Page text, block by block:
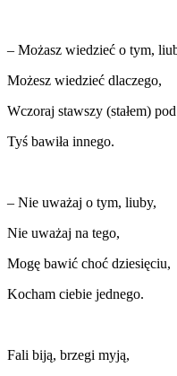
– Możasz wiedzieć o tym,
Możesz wiedzieć dlaczego,
Wczoraj stawszy (stałem)
Tyś bawiła innego.
– Nie uważaj o tym, liuby,
Nie uważaj na tego,
Mogę bawić choć dziesięciu,
Kocham ciebie jednego.
Fali biją, brzegi myją,